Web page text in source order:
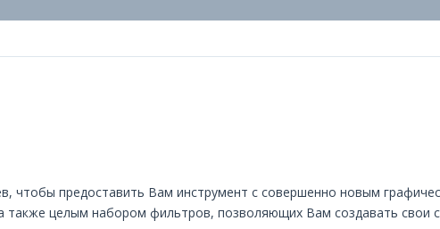
чтобы предоставить Вам инструмент с совершенно новым
целым набором фильтров, позволяющих Вам создавать свои